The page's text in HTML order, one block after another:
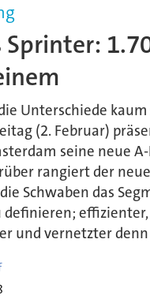
Sprinter:
Unterschiede kaum
(2. Februar)
seine neue A-
rangiert der
Schwaben das
definieren; effizienter,
und vernetzter